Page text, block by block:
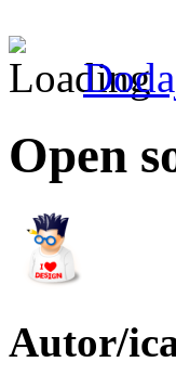
Open
Autor/